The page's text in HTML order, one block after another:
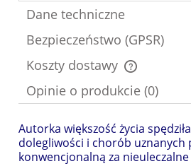
Dane techniczne
Bezpieczeństwo (GPSR)
Koszty dostawy
Cena nie zawiera ewentualnych
Opinie o produkcie (0)
Autorka większość życia
dolegliwości i chorób uznanych
konwencjonalną za